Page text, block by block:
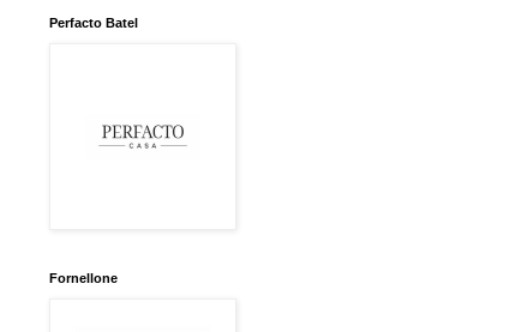
Perfacto Batel
Fornellone